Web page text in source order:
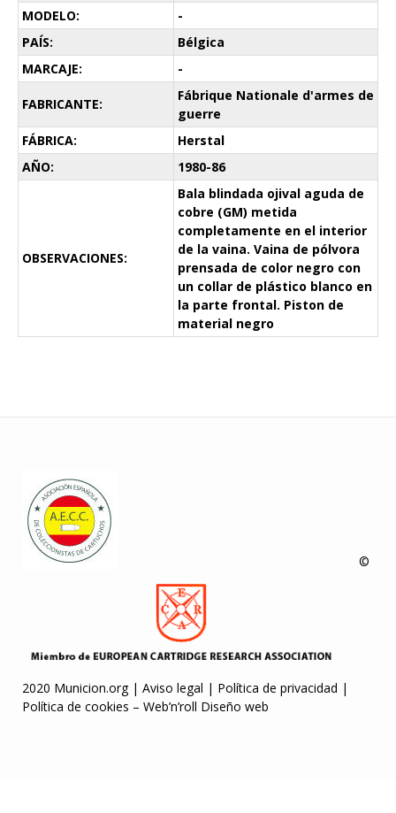
MODELO:
-
PAÍS:
Bélgica
MARCAJE:
-
FABRICANTE:
Fábrique Nationale d'armes de
guerre
FÁBRICA:
Herstal
AÑO:
1980-86
OBSERVACIONES:
Bala blindada ojival aguda de
cobre (GM) metida
completamente en el interior
de la vaina. Vaina de pólvora
prensada de color negro con
un collar de plástico blanco en
la parte frontal. Piston de
material negro
©
2020 Municion.org | Aviso legal | Política de privacidad |
Política de cookies – Web’n’roll Diseño web